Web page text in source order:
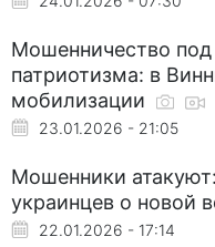
Мошенничество
патриотизма: в
мобилизации
23.01.2026 - 21:05
Мошенники
украинцев о новой
22.01.2026 - 17:14